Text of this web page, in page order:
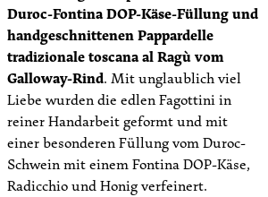
Duroc-Fontina DOP-Käse-Füllung und
handgeschnittenen Pappardelle
tradizionale toscana al Ragù vom
Galloway-Rind. Mit unglaublich viel
Liebe wurden die edlen Fagottini in
reiner Handarbeit geformt und mit
einer besonderen Füllung vom Duroc-
Schwein mit einem Fontina DOP-Käse,
Radicchio und Honig verfeinert.